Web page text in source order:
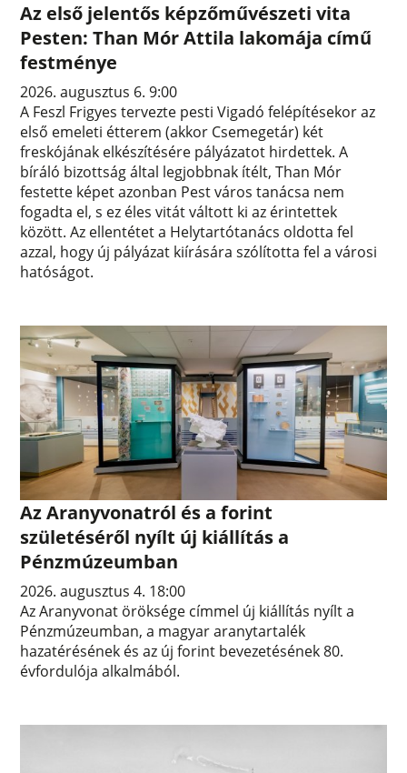
Az első jelentős képzőművészeti vita
Pesten: Than Mór Attila lakomája című
festménye
2026. augusztus 6. 9:00
A Feszl Frigyes tervezte pesti Vigadó felépítésekor az
első emeleti étterem (akkor Csemegetár) két
freskójának elkészítésére pályázatot hirdettek. A
bíráló bizottság által legjobbnak ítélt, Than Mór
festette képet azonban Pest város tanácsa nem
fogadta el, s ez éles vitát váltott ki az érintettek
között. Az ellentétet a Helytartótanács oldotta fel
azzal, hogy új pályázat kiírására szólította fel a városi
hatóságot.
Az Aranyvonatról és a forint
születéséről nyílt új kiállítás a
Pénzmúzeumban
2026. augusztus 4. 18:00
Az Aranyvonat öröksége címmel új kiállítás nyílt a
Pénzmúzeumban, a magyar aranytartalék
hazatérésének és az új forint bevezetésének 80.
évfordulója alkalmából.